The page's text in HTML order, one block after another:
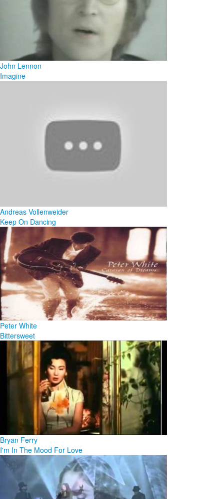
John Lennon
Imagine
Andreas Vollenweider
Keep On Dancing
Peter White
Bittersweet
Bryan Ferry
I'm In The Mood For Love